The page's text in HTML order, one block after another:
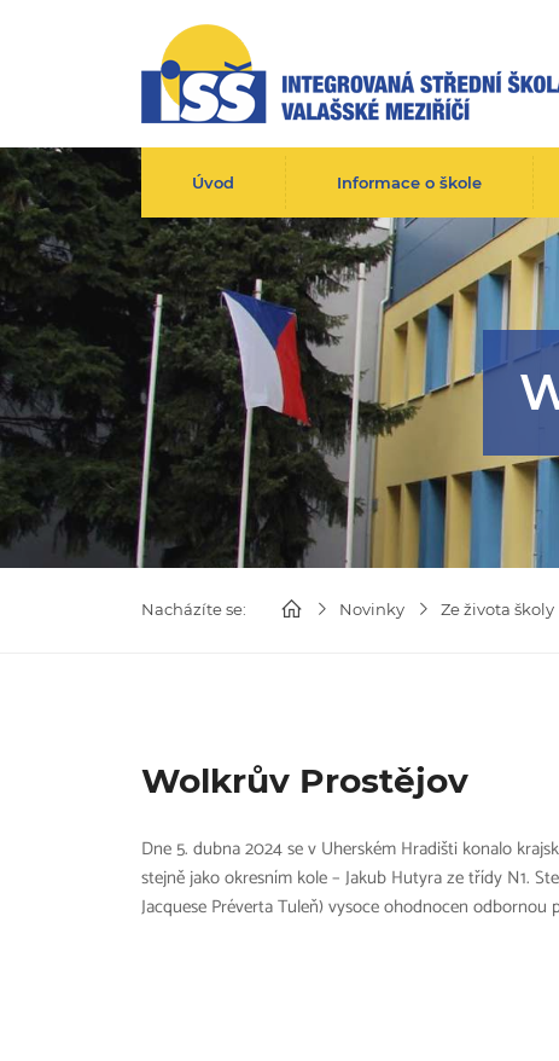
Úvod Informace o škole
Nacházíte se: Novinky Ze života školy
Wolkrův Prostějov
Dne 5. dubna 2024 se v Uherském Hradišti konalo
stejně jako okresním kole – Jakub Hutyra ze třídy N1.
Jacquese Préverta Tuleň) vysoce ohodnocen odbornou